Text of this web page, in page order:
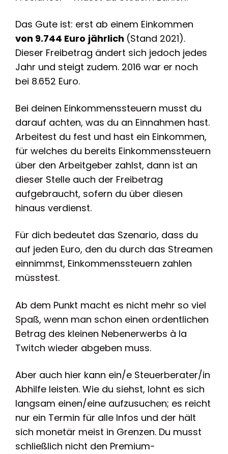
Das Gute ist: erst ab einem Einkommen
von 9.744 Euro jährlich (Stand 2021).
Dieser Freibetrag ändert sich jedoch jedes
Jahr und steigt zudem. 2016 war er noch
bei 8.652 Euro.
Bei deinen Einkommenssteuern musst du
darauf achten, was du an Einnahmen hast.
Arbeitest du fest und hast ein Einkommen,
für welches du bereits Einkommenssteuern
über den Arbeitgeber zahlst, dann ist an
dieser Stelle auch der Freibetrag
aufgebraucht, sofern du über diesen
hinaus verdienst.
Für dich bedeutet das Szenario, dass du
auf jeden Euro, den du durch das Streamen
einnimmst, Einkommenssteuern zahlen
müsstest.
Ab dem Punkt macht es nicht mehr so viel
Spaß, wenn man schon einen ordentlichen
Betrag des kleinen Nebenerwerbs à la
Twitch wieder abgeben muss.
Aber auch hier kann ein/e Steuerberater/in
Abhilfe leisten. Wie du siehst, lohnt es sich
langsam einen/eine aufzusuchen; es reicht
nur ein Termin für alle Infos und der hält
sich monetär meist in Grenzen. Du musst
schließlich nicht den Premium-